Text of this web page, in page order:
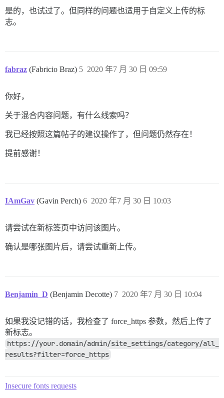
是的，也试过了。但同样的问题也适用于自定义上传的标
志。
fabraz (Fabricio Braz) 2020 年7 月 30 日 09:59
5
你好，
关于混合内容问题，有什么线索吗？
我已经按照这篇帖子的建议操作了，但问题仍然存在！
提前感谢！
IAmGav (Gavin Perch) 2020 年7 月 30 日 10:03
6
请尝试在新标签页中访问该图片。
确认是哪张图片后，请尝试重新上传。
Benjamin_D (Benjamin Decotte) 2020 年7 月 30 日 10:04
7
如果我没记错的话，我检查了 force_https 参数，然后上传了
新标志。
https://your.domain/admin/site_settings/category/all_
results?filter=force_https
Insecure fonts requests